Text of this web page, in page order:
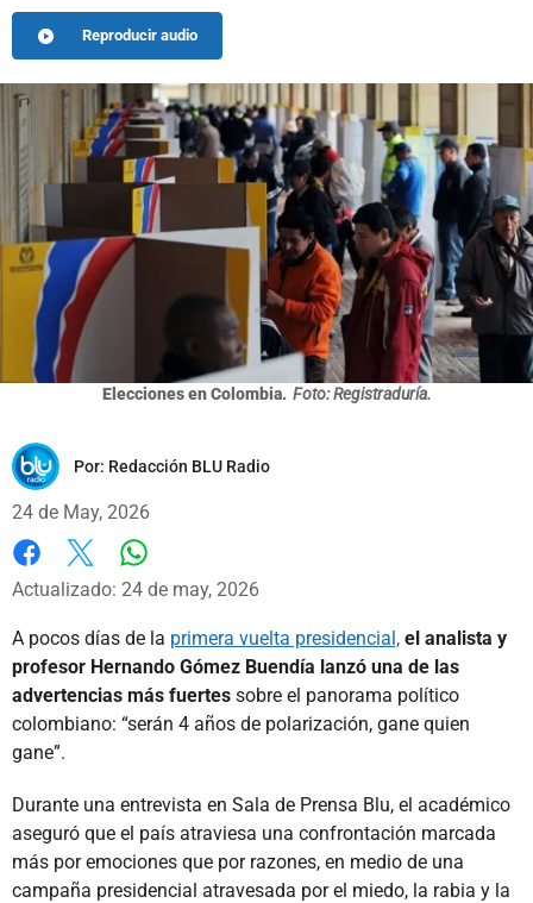
Reproducir audio
Elecciones en Colombia. Foto: Registraduría.
Por: Redacción BLU Radio
24 de May, 2026
Facebook
X
Actualizado: 24 de may, 2026
A pocos días de la primera vuelta presidencial, el analista y
profesor Hernando Gómez Buendía lanzó una de las
advertencias más fuertes sobre el panorama político
colombiano: “serán 4 años de polarización, gane quien
gane”.
Durante una entrevista en Sala de Prensa Blu, el académico
aseguró que el país atraviesa una confrontación marcada
más por emociones que por razones, en medio de una
campaña presidencial atravesada por el miedo, la rabia y la